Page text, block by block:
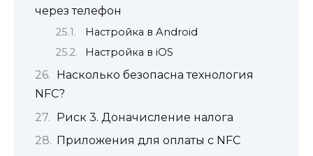
через телефон
Настройка в Android
Настройка в iOS
Насколько безопасна технология
NFC?
Риск 3. Доначисление налога
Приложения для оплаты с NFC